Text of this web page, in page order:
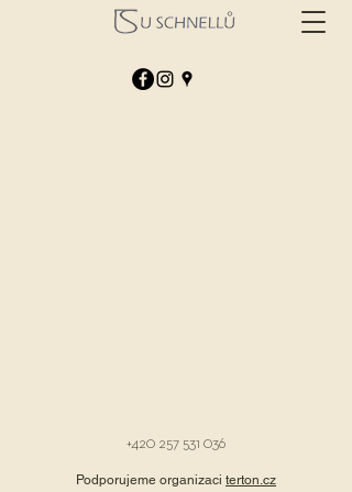
+420 257 531 036
Podporujeme organizaci terton.cz